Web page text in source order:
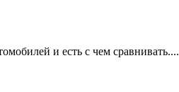
и есть с чем сравнивать....